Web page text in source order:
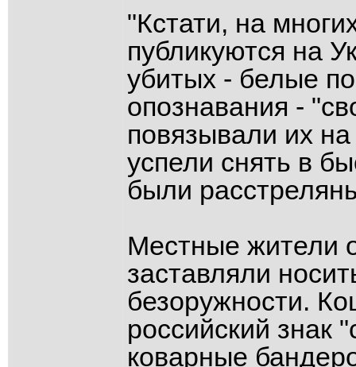
"Кстати, на
публикуются на
убитых - белые
опознавания -
повязывали их
успели снять в
были
Местные жители
заставляли
безоружности.
российский знак
коварные